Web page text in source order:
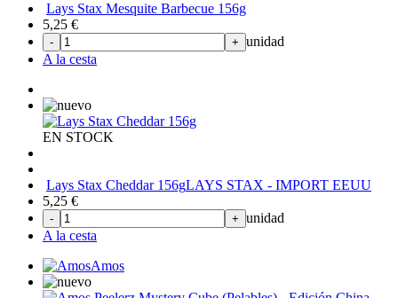
Lays Stax Mesquite Barbecue 156g
5,25 €
- + unidad
A la cesta
EN STOCK
Lays Stax Cheddar 156gLAYS STAX - IMPORT EEUU
5,25 €
- + unidad
A la cesta
Amos